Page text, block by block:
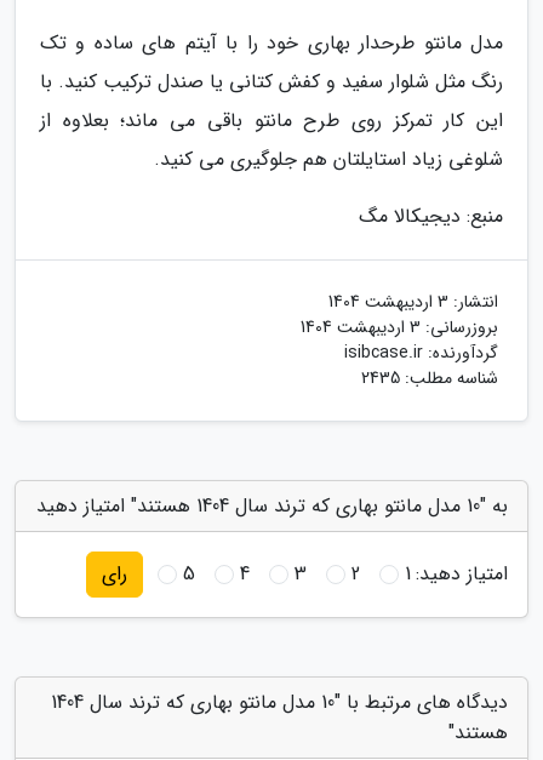
مدل مانتو طرحدار بهاری خود را با آیتم های ساده و تک
رنگ مثل شلوار سفید و کفش کتانی یا صندل ترکیب کنید. با
این کار تمرکز روی طرح مانتو باقی می ماند؛ بعلاوه از
شلوغی زیاد استایلتان هم جلوگیری می کنید.
منبع: دیجیکالا مگ
انتشار: 3 اردیبهشت 1404
بروزرسانی: 3 اردیبهشت 1404
گردآورنده: isibcase.ir
شناسه مطلب: 2435
به "10 مدل مانتو بهاری که ترند سال 1404 هستند" امتیاز دهید
امتیاز دهید:1
2
3
4
5 رای
دیدگاه های مرتبط با "10 مدل مانتو بهاری که ترند سال 1404
هستند"